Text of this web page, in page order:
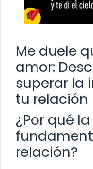
Me duele
amor:
superar la
tu relación
¿Por qué
relación?